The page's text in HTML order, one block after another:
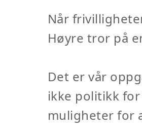
Når
Høyre tror på
Det er vår
ikke politikk
muligheter for